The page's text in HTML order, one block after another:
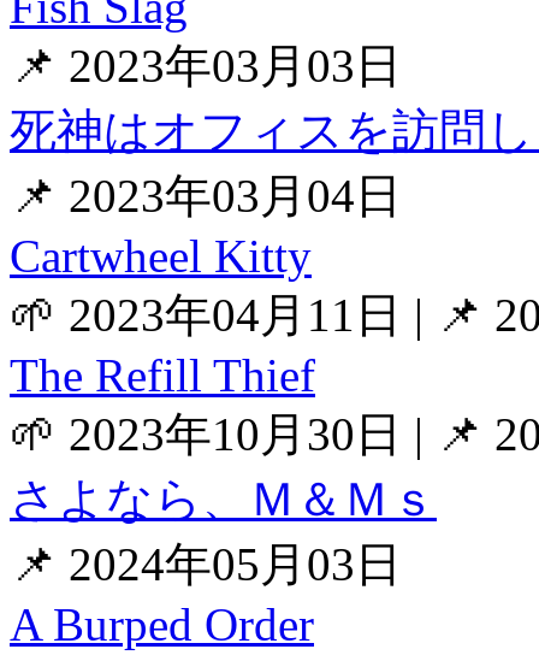
📌 2023年03月03日
死神はオフィスを訪問
📌 2023年03月04日
Cartwheel Kitty
🌱 2023年04月11日 | 📌
The Refill Thief
🌱 2023年10月30日 | 📌
さよなら、Ｍ＆Ｍｓ
📌 2024年05月03日
A Burped Order